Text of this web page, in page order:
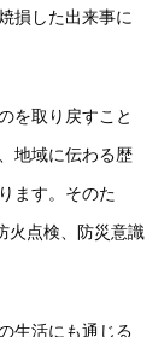
損した出来事に
を取り戻すこと
地域に伝わる歴
ます。そのた
火点検、防災意識
生活にも通じる